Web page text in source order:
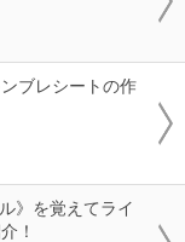
ブレシートの作
》を覚えてライ
！